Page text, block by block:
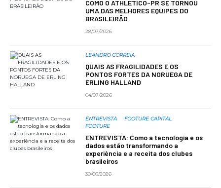
COMO O ATHLETICO-PR SE TORNOU
UMA DAS MELHORES EQUIPES DO
BRASILEIRÃO
28/07/2026
LEANDRO CORREIA
QUAIS AS FRAGILIDADES E OS
PONTOS FORTES DA NORUEGA DE
ERLING HALLAND
04/07/2026
ENTREVISTA
FOOTURE CAPITAL
FOOTURE
ENTREVISTA: Como a tecnologia e os
dados estão transformando a
experiência e a receita dos clubes
brasileiros
30/06/2026